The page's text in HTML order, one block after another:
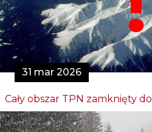
31 mar 2026
Cały obszar TPN zamknięty